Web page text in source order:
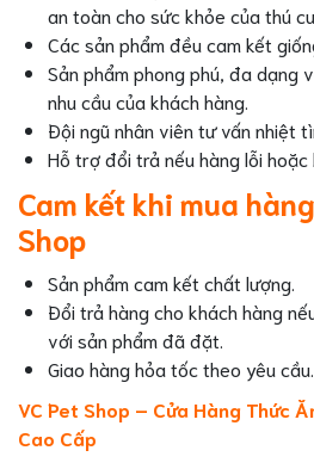
an toàn cho sức khỏe của thú
Các sản phẩm đều cam kết
Sản phẩm phong phú, đa dạng
nhu cầu của khách hàng.
Đội ngũ nhân viên tư vấn nhiệt
Hỗ trợ đổi trả nếu hàng lỗi hoặc
Cam kết khi mua
Shop
Sản phẩm cam kết chất lượng.
Đổi trả hàng cho khách hàng
với sản phẩm đã đặt.
Giao hàng hỏa tốc theo yêu cầu.
VC Pet Shop – Cửa Hàng Thức
Cao Cấp